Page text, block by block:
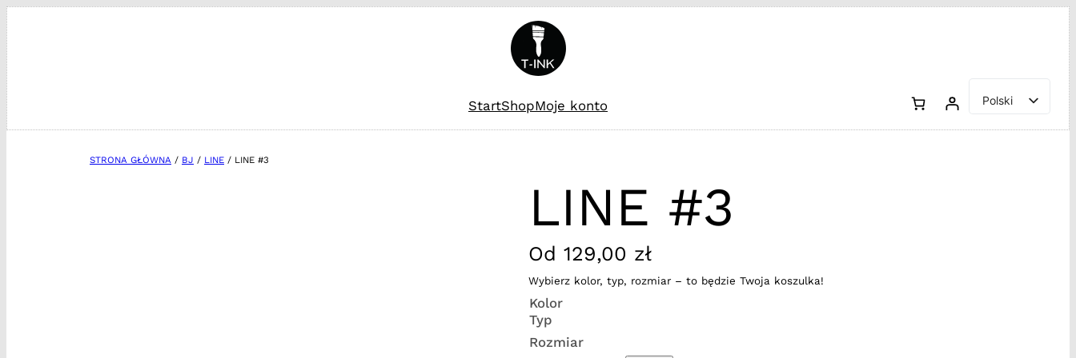
Przejdź
do
treści
StartShopMoje konto
Polski
English
STRONA GŁÓWNA / BJ / LINE / LINE #3
LINE #3
Od 129,00 zł
Wybierz kolor, typ, rozmiar – to będzie Twoja koszulka!
Kolor
Typ
Rozmiar